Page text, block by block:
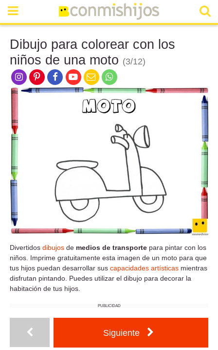
Dibujo para colorear con los
niños de una moto (3/12)
Divertidos dibujos de medios de transporte para pintar con los
niños. Imprime gratuitamente esta imagen de un moto para que
tus hijos puedan desarrollar sus capacidades artísticas mientras
disfrutan pintando. Puedes utilizar el dibujo para decorar la
habitación de tus hijos.
PUBLICIDAD
Siguiente